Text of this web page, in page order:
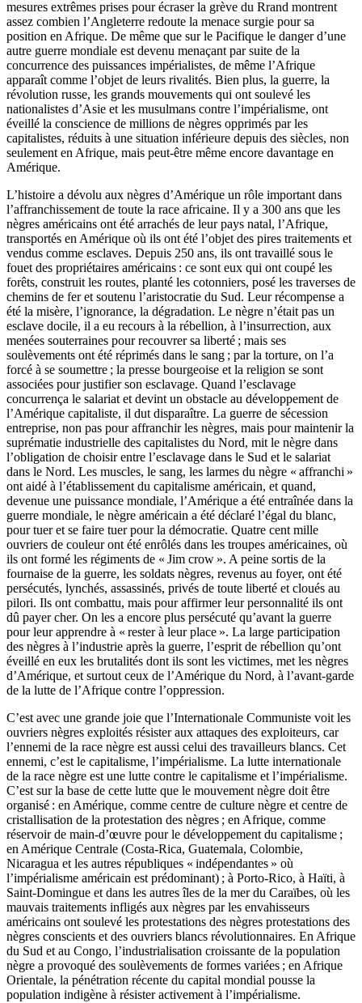
mesures extrêmes prises pour écraser la grève du Rrand montrent
assez combien l’Angleterre redoute la menace surgie pour sa
position en Afrique. De même que sur le Pacifique le danger d’une
autre guerre mondiale est devenu menaçant par suite de la
concurrence des puissances impérialistes, de même l’Afrique
apparaît comme l’objet de leurs rivalités. Bien plus, la guerre, la
révolution russe, les grands mouvements qui ont soulevé les
nationalistes d’Asie et les musulmans contre l’impérialisme, ont
éveillé la conscience de millions de nègres opprimés par les
capitalistes, réduits à une situation inférieure depuis des siècles, non
seulement en Afrique, mais peut-être même encore davantage en
Amérique.
L’histoire a dévolu aux nègres d’Amérique un rôle important dans
l’affranchissement de toute la race africaine. Il y a 300 ans que les
nègres américains ont été arrachés de leur pays natal, l’Afrique,
transportés en Amérique où ils ont été l’objet des pires traitements et
vendus comme esclaves. Depuis 250 ans, ils ont travaillé sous le
fouet des propriétaires américains : ce sont eux qui ont coupé les
forêts, construit les routes, planté les cotonniers, posé les traverses de
chemins de fer et soutenu l’aristocratie du Sud. Leur récompense a
été la misère, l’ignorance, la dégradation. Le nègre n’était pas un
esclave docile, il a eu recours à la rébellion, à l’insurrection, aux
menées souterraines pour recouvrer sa liberté ; mais ses
soulèvements ont été réprimés dans le sang ; par la torture, on l’a
forcé à se soumettre ; la presse bourgeoise et la religion se sont
associées pour justifier son esclavage. Quand l’esclavage
concurrença le salariat et devint un obstacle au développement de
l’Amérique capitaliste, il dut disparaître. La guerre de sécession
entreprise, non pas pour affranchir les nègres, mais pour maintenir la
suprématie industrielle des capitalistes du Nord, mit le nègre dans
l’obligation de choisir entre l’esclavage dans le Sud et le salariat
dans le Nord. Les muscles, le sang, les larmes du nègre « affranchi »
ont aidé à l’établissement du capitalisme américain, et quand,
devenue une puissance mondiale, l’Amérique a été entraînée dans la
guerre mondiale, le nègre américain a été déclaré l’égal du blanc,
pour tuer et se faire tuer pour la démocratie. Quatre cent mille
ouvriers de couleur ont été enrôlés dans les troupes américaines, où
ils ont formé les régiments de « Jim crow ». A peine sortis de la
fournaise de la guerre, les soldats nègres, revenus au foyer, ont été
persécutés, lynchés, assassinés, privés de toute liberté et cloués au
pilori. Ils ont combattu, mais pour affirmer leur personnalité ils ont
dû payer cher. On les a encore plus persécuté qu’avant la guerre
pour leur apprendre à « rester à leur place ». La large participation
des nègres à l’industrie après la guerre, l’esprit de rébellion qu’ont
éveillé en eux les brutalités dont ils sont les victimes, met les nègres
d’Amérique, et surtout ceux de l’Amérique du Nord, à l’avant-garde
de la lutte de l’Afrique contre l’oppression.
C’est avec une grande joie que l’Internationale Communiste voit les
ouvriers nègres exploités résister aux attaques des exploiteurs, car
l’ennemi de la race nègre est aussi celui des travailleurs blancs. Cet
ennemi, c’est le capitalisme, l’impérialisme. La lutte internationale
de la race nègre est une lutte contre le capitalisme et l’impérialisme.
C’est sur la base de cette lutte que le mouvement nègre doit être
organisé : en Amérique, comme centre de culture nègre et centre de
cristallisation de la protestation des nègres ; en Afrique, comme
réservoir de main-d’œuvre pour le développement du capitalisme ;
en Amérique Centrale (Costa-Rica, Guatemala, Colombie,
Nicaragua et les autres républiques « indépendantes » où
l’impérialisme américain est prédominant) ; à Porto-Rico, à Haïti, à
Saint-Domingue et dans les autres îles de la mer du Caraïbes, où les
mauvais traitements infligés aux nègres par les envahisseurs
américains ont soulevé les protestations des nègres protestations des
nègres conscients et des ouvriers blancs révolutionnaires. En Afrique
du Sud et au Congo, l’industrialisation croissante de la population
nègre a provoqué des soulèvements de formes variées ; en Afrique
Orientale, la pénétration récente du capital mondial pousse la
population indigène à résister activement à l’impérialisme.